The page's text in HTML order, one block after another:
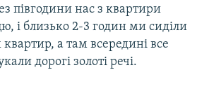
півгодини нас з квартири
і близько 2-3 годин ми сиділи
квартир, а там всередині все
дорогі золоті речі.